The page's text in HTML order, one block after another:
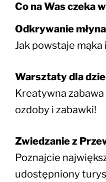
Co na Was czeka
Odkrywanie
Jak powstaje mąka
Warsztaty dla
Kreatywna
ozdoby i zabawki!
Zwiedzanie z
Poznajcie
udostępniony